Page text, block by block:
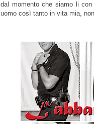
dal momento che siamo li
uomo così tanto in vita mia,